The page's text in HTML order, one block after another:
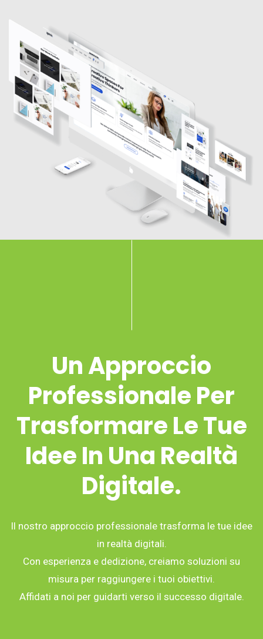
Un Approccio
Professionale Per
Trasformare Le Tue
Idee In Una Realtà
Digitale.
Il nostro approccio professionale trasforma le tue idee
in realtà digitali.
Con esperienza e dedizione, creiamo soluzioni su
misura per raggiungere i tuoi obiettivi.
Affidati a noi per guidarti verso il successo digitale.